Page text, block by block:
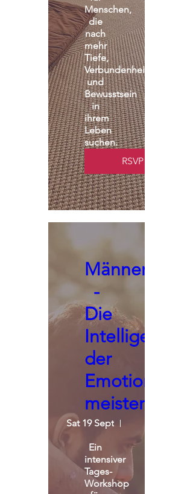
Menschen,
die
nach
mehr
Tiefe,
Verbundenheit
und
Bewusstsein
in
ihrem
Leben
suchen.
RSVP
-
Die
Intelligenz
der
Emotionen
meistern
Sat 19 Sept
Ein
intensiver
Tages-
Workshop